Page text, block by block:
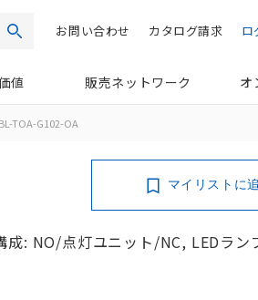
検索 ロ
カタログ請求
お問い合わせ
値 販売ネットワーク オ
TOA-G102-OA
: NO/点灯ユニット/NC, LEDラン
マイリストに